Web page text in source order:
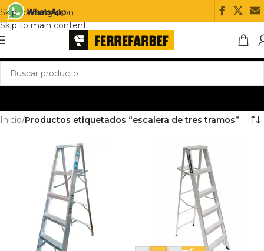
Skip to navigation
Skip to main content
Inicio/Productos etiquetados “escalera de tres tramos”